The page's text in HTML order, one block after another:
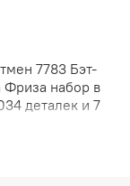
7783 Бэт-
набор в
деталек и 7